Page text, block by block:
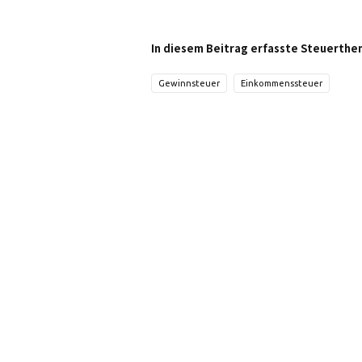
In diesem Beitrag erfasste
Gewinnsteuer Einkommenssteuer